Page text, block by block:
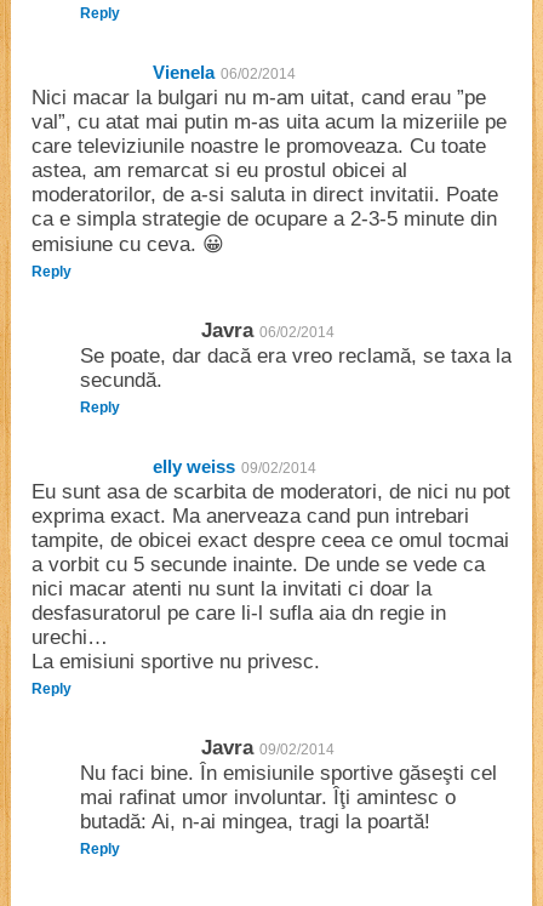
Reply
Vienela 06/02/2014
Nici macar la bulgari nu m-am uitat, cand erau ”pe
val”, cu atat mai putin m-as uita acum la mizeriile pe
care televiziunile noastre le promoveaza. Cu toate
astea, am remarcat si eu prostul obicei al
moderatorilor, de a-si saluta in direct invitatii. Poate
ca e simpla strategie de ocupare a 2-3-5 minute din
emisiune cu ceva. 😀
Reply
Javra 06/02/2014
Se poate, dar dacă era vreo reclamă, se taxa la
secundă.
Reply
elly weiss 09/02/2014
Eu sunt asa de scarbita de moderatori, de nici nu pot
exprima exact. Ma anerveaza cand pun intrebari
tampite, de obicei exact despre ceea ce omul tocmai
a vorbit cu 5 secunde inainte. De unde se vede ca
nici macar atenti nu sunt la invitati ci doar la
desfasuratorul pe care li-l sufla aia dn regie in
urechi…
La emisiuni sportive nu privesc.
Reply
Javra 09/02/2014
Nu faci bine. În emisiunile sportive găseşti cel
mai rafinat umor involuntar. Îţi amintesc o
butadă: Ai, n-ai mingea, tragi la poartă!
Reply